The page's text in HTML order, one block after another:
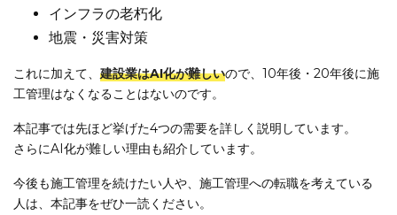
インフラの老朽化
地震・災害対策
これに加えて、 建設業はAI化が難しいので、10年後・20年後に施
工管理はなくなることはないのです。
本記事では先ほど挙げた4つの需要を詳しく説明しています。
さらにAI化が難しい理由も紹介しています。
今後も施工管理を続けたい人や、施工管理への転職を考えている
人は、本記事をぜひ一読ください。